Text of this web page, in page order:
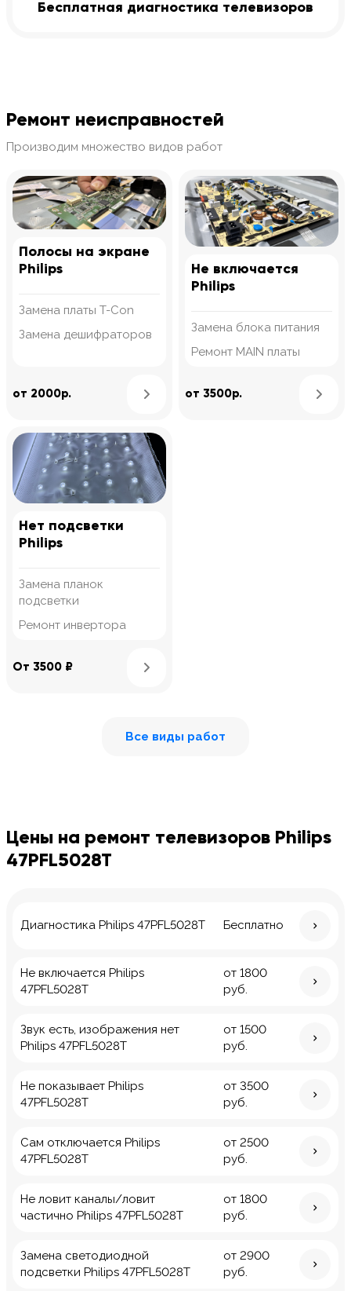
Бесплатная диагностика телевизоров
Ремонт неисправностей
Производим множество видов работ
Полосы на экране
Philips
Замена платы T-Con
Замена дешифраторов
от 2000р. Узнать подробнее
Не включается
Philips
Замена блока питания
Ремонт MAIN платы
от 3500р.
Нет подсветки
Philips
Замена планок
подсветки
Ремонт инвертора
От 3500 ₽
Все виды работ
Цены на ремонт телевизоров Philips
47PFL5028T
Диагностика Philips 47PFL5028T Бесплатно
Не включается Philips
47PFL5028T
от 1800
руб.
Звук есть, изображения нет
Philips 47PFL5028T
от 1500
руб.
Не показывает Philips
47PFL5028T
от 3500
руб.
Сам отключается Philips
47PFL5028T
от 2500
руб.
Не ловит каналы/ловит
частично Philips 47PFL5028T
от 1800
руб.
Замена светодиодной
подсветки Philips 47PFL5028T
от 2900
руб.